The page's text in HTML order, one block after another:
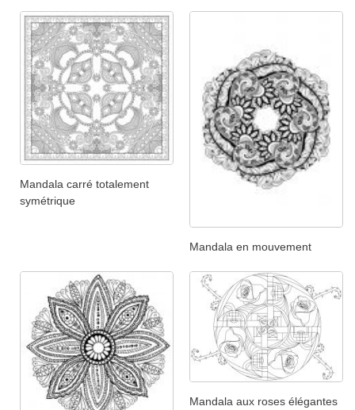
Mandala carré totalement
symétrique
Mandala en mouvement
Mandala aux roses élégantes